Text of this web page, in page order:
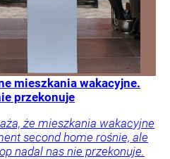
mieszkania wakacyjne.
przekonuje
że mieszkania wakacyjne
second home rośnie, ale
nadal nas nie przekonuje.